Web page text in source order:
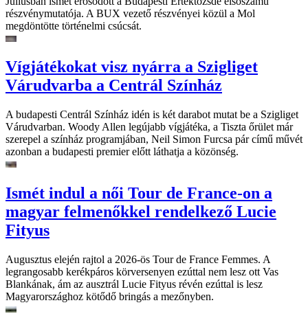
részvénymutatója. A BUX vezető részvényei közül a Mol
megdöntötte történelmi csúcsát.
Vígjátékokat visz nyárra a Szigliget
Várudvarba a Centrál Színház
A budapesti Centrál Színház idén is két darabot mutat be a Szigliget
Várudvarban. Woody Allen legújabb vígjátéka, a Tiszta őrület már
szerepel a színház programjában, Neil Simon Furcsa pár című művét
azonban a budapesti premier előtt láthatja a közönség.
Ismét indul a női Tour de France-on a
magyar felmenőkkel rendelkező Lucie
Fityus
Augusztus elején rajtol a 2026-ös Tour de France Femmes. A
legrangosabb kerékpáros körversenyen ezúttal nem lesz ott Vas
Blankának, ám az ausztrál Lucie Fityus révén ezúttal is lesz
Magyarországhoz kötődő bringás a mezőnyben.